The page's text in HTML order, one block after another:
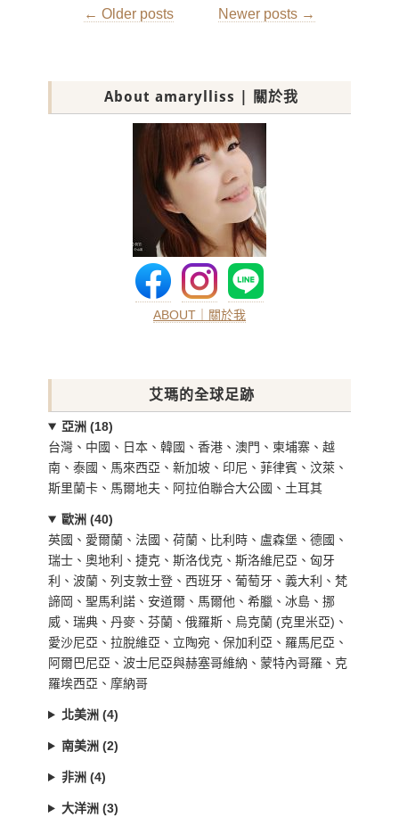
Post
← Older posts Newer posts →
About amarylliss | 關於我
ABOUT｜關於我
艾瑪的全球足跡
亞洲 (18)
台灣、中國、日本、韓國、香港、澳門、柬埔寨、越
南、泰國、馬來西亞、新加坡、印尼、菲律賓、汶萊、
斯里蘭卡、馬爾地夫、阿拉伯聯合大公國、土耳其
歐洲 (40)
英國、愛爾蘭、法國、荷蘭、比利時、盧森堡、德國、
瑞士、奧地利、捷克、斯洛伐克、斯洛維尼亞、匈牙
利、波蘭、列支敦士登、西班牙、葡萄牙、義大利、梵
諦岡、聖馬利諾、安道爾、馬爾他、希臘、冰島、挪
威、瑞典、丹麥、芬蘭、俄羅斯、烏克蘭 (克里米亞)、
愛沙尼亞、拉脫維亞、立陶宛、保加利亞、羅馬尼亞、
阿爾巴尼亞、波士尼亞與赫塞哥維納、蒙特內哥羅、克
羅埃西亞、摩納哥
北美洲 (4)
南美洲 (2)
非洲 (4)
大洋洲 (3)